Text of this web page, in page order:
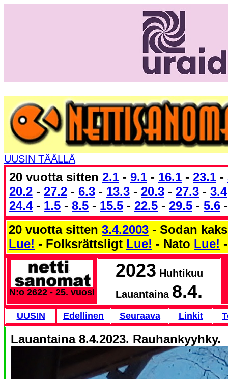
UUSIN TÄÄLLÄ
20 vuotta sitten 2.1 - 9.1 - 16.1 - 23.1 -
20.2 - 27.2 - 6.3 - 13.3 - 20.3 - 27.3 - 3.4
24.4- 1.5 - 8.5 - 15.5 - 22.5 - 29.5 - 5.6
20 vuotta sitten 3.4.2003 - Sodan
Lue! - Folksrättsligt Lue! - Nato Lue!
N:o 2622 - 25. vuosi
2023 Huhtikuu
Lauantaina 8.4.
UUSIN Edellinen Seuraava Linkit
Lauantaina 8.4.2023. Rauhankyyhky.